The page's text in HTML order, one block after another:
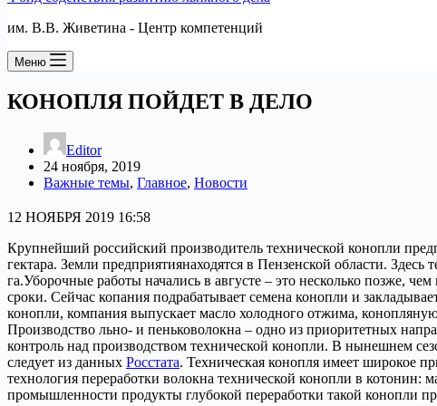
им. В.В. Живетина - Центр компетенций
Меню
КОНОПЛЯ ПОЙДЕТ В ДЕЛО
Editor
24 ноября, 2019
Важные темы, Главное, Новости
12 НОЯБРЯ 2019 16:58
Крупнейший российский производитель технической конопли
гектара. Земли предприятиянаходятся в Пензенской области.
га.Уборочные работы начались в августе – это несколько позже,
сроки. Сейчас копания подрабатывает семена конопли и
конопли, компания выпускает масло холодного отжима,
Производство льно- и пеньковолокна – одно из приоритетных
контроль над производством технической конопли. В нынешнем
следует из данных Росстата. Техническая конопля имеет широкое
технология переработки волокна технической конопли в котонин:
промышленности продукты глубокой переработки такой конопли